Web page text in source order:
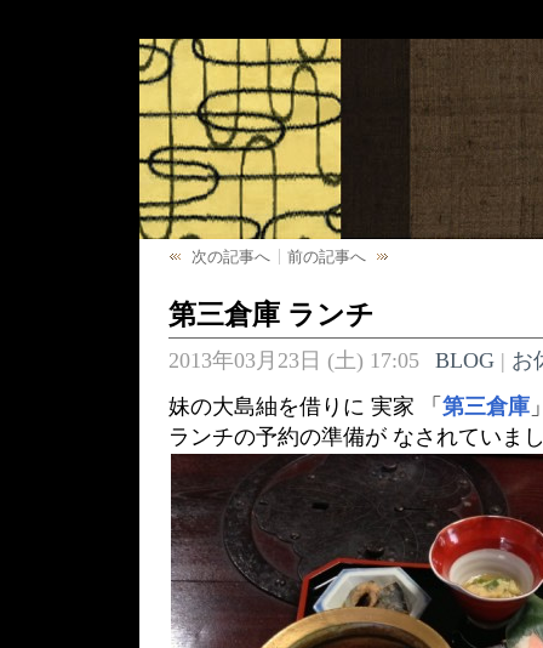
次の記事へ 前の記事へ
第三倉庫 ランチ
2013年03月23日 (土) 17:05 BLOG| お
妹の大島紬を借りに 実家 「 第三倉庫
ランチの予約の準備が なされていま